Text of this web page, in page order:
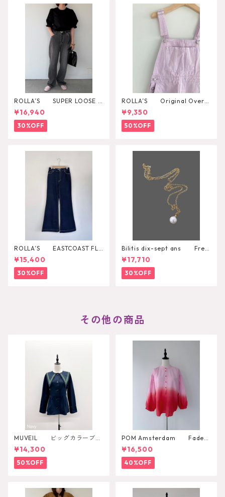
ROLLA’S SUPER LOOSE B
LACK STONE
¥16,940
30%OFF
ROLLA’S Original Overal
l¥9,350
50%OFF
ROLLA’S EASTCOAST FLA
RE AVA
¥15,400
30%OFF
Bilitis dix-sept ans Fres
h Pearl Pendant
¥17,710
30%OFF
その他の商品
MUVEIL ビッグカラーブラ
ウス
¥14,300
50%OFF
POM Amsterdam Faded
Scarlet Red Blouse
¥16,500
40%OFF